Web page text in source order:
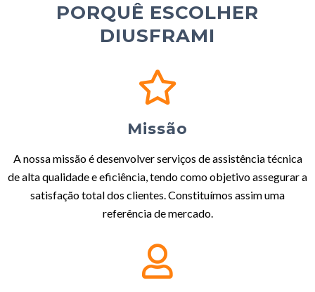
PORQUÊ ESCOLHER
DIUSFRAMI
Missão
A nossa missão é desenvolver serviços de assistência técnica
de alta qualidade e eficiência, tendo como objetivo assegurar a
satisfação total dos clientes. Constituímos assim uma
referência de mercado.